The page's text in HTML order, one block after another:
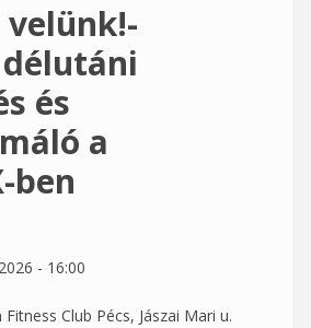
és
a
ben
- 16:00
Club Pécs, Jászai Mari u.